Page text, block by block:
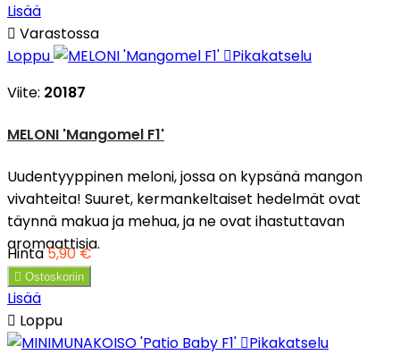
Lisää
 Varastossa
Loppu
Pikakatselu
Viite: 20187
MELONI 'Mangomel F1'
Uudentyyppinen meloni, jossa on kypsänä mangon
vivahteita! Suuret, kermankeltaiset hedelmät ovat
täynnä makua ja mehua, ja ne ovat ihastuttavan
aromaattisia.
Hinta5,90 €
 Ostoskoriin
Lisää
 Loppu
Pikakatselu